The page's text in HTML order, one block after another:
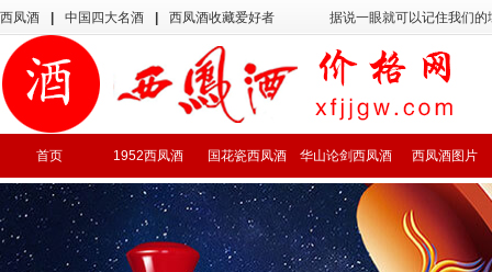
西凤酒 中国四大名酒 西凤酒收藏爱好者 据说一眼就可以记住我们
首页 1952西凤酒 国花瓷西凤酒 华山论剑西凤酒 西凤酒图片